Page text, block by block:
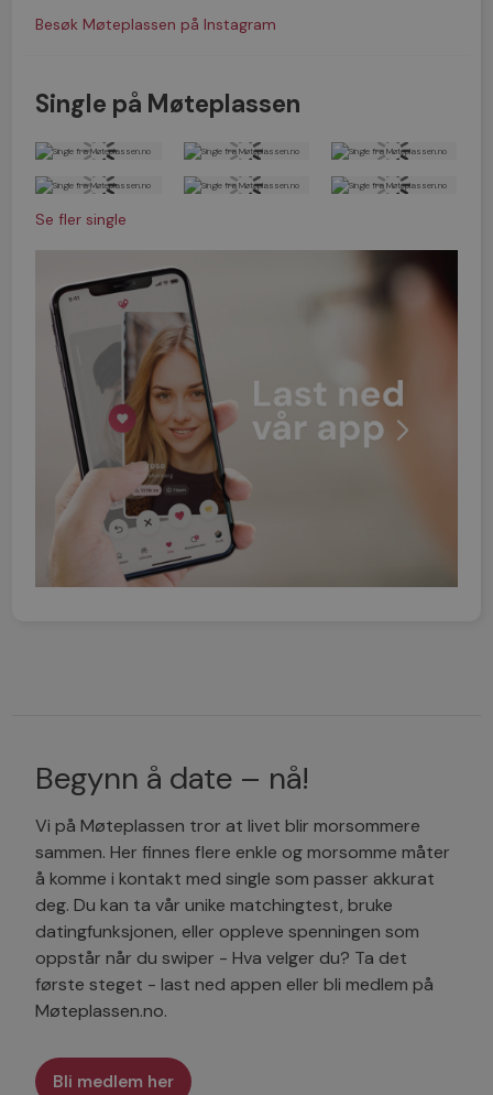
Besøk Møteplassen på Instagram
Single på Møteplassen
Se fler single
Begynn å date – nå!
Vi på Møteplassen tror at livet blir morsommere
sammen. Her finnes flere enkle og morsomme måter
å komme i kontakt med single som passer akkurat
deg. Du kan ta vår unike matchingtest, bruke
datingfunksjonen, eller oppleve spenningen som
oppstår når du swiper - Hva velger du? Ta det
første steget - last ned appen eller bli medlem på
Møteplassen.no.
Bli medlem her